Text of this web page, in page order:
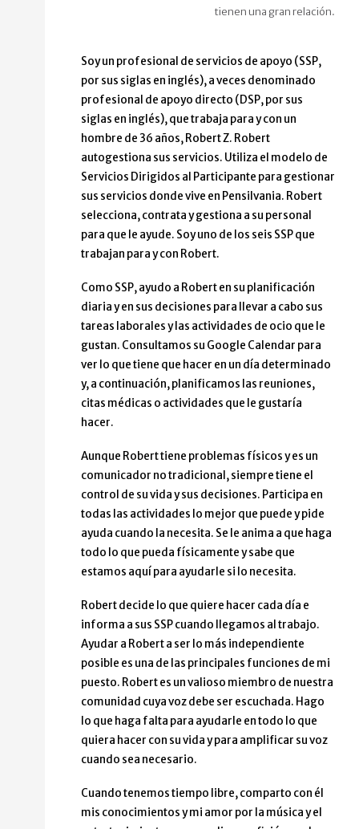
tienen una gran relación.
Soy un profesional de servicios de apoyo (SSP,
por sus siglas en inglés), a veces denominado
profesional de apoyo directo (DSP, por sus
siglas en inglés), que trabaja para y con un
hombre de 36 años, Robert Z. Robert
autogestiona sus servicios. Utiliza el modelo de
Servicios Dirigidos al Participante para gestionar
sus servicios donde vive en Pensilvania. Robert
selecciona, contrata y gestiona a su personal
para que le ayude. Soy uno de los seis SSP que
trabajan para y con Robert.
Como SSP, ayudo a Robert en su planificación
diaria y en sus decisiones para llevar a cabo sus
tareas laborales y las actividades de ocio que le
gustan. Consultamos su Google Calendar para
ver lo que tiene que hacer en un día determinado
y, a continuación, planificamos las reuniones,
citas médicas o actividades que le gustaría
hacer.
Aunque Robert tiene problemas físicos y es un
comunicador no tradicional, siempre tiene el
control de su vida y sus decisiones. Participa en
todas las actividades lo mejor que puede y pide
ayuda cuando la necesita. Se le anima a que haga
todo lo que pueda físicamente y sabe que
estamos aquí para ayudarle si lo necesita.
Robert decide lo que quiere hacer cada día e
informa a sus SSP cuando llegamos al trabajo.
Ayudar a Robert a ser lo más independiente
posible es una de las principales funciones de mi
puesto. Robert es un valioso miembro de nuestra
comunidad cuya voz debe ser escuchada. Hago
lo que haga falta para ayudarle en todo lo que
quiera hacer con su vida y para amplificar su voz
cuando sea necesario.
Cuando tenemos tiempo libre, comparto con él
mis conocimientos y mi amor por la música y el